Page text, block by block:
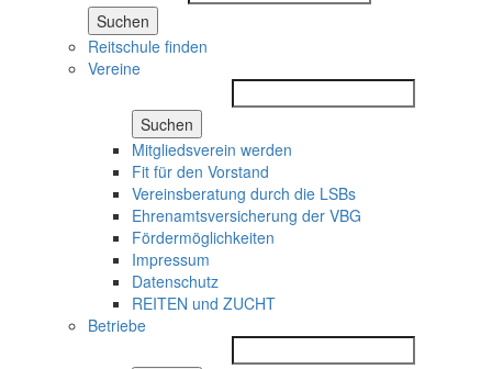
Suchen
Reitschule finden
Vereine
Suchen
Mitgliedsverein werden
Fit für den Vorstand
Vereinsberatung durch die LSBs
Ehrenamtsversicherung der VBG
Fördermöglichkeiten
Impressum
Datenschutz
REITEN und ZUCHT
Betriebe